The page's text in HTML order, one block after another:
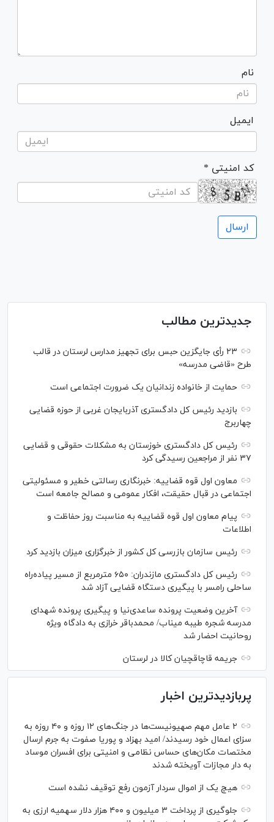
نام
ایمیل
* کد امنیتی
جدیدترین مطالب
۲۳ رأی جایگزین حبس برای تجهیز مدارس لرستان در قالب
طرح «قاضی مدرسه»
حمایت از خانواده زندانیان یک ضرورت اجتماعی است
بازدید رئیس کل دادگستری آذربایجان غربی از حوزه قضایی
چهاربرج
رئیس کل دادگستری خوزستان به مشکلات حقوقی و قضایی
۳۷ نفر از مراجعین رسیدگی کرد
معاون اول قوه قضاییه: خبرنگاری رسالتی خطیر و مسئولیتی
اجتماعی در قبال حقیقت، افکار عمومی و مصالح جامعه است
پیام معاون اول قوه قضاییه به مناسبت روز حفاظت و
اطلاعات
رئیس سازمان بازرسی کل کشور از خبرگزاری میزان بازدید کرد
رئیس کل دادگستری مازندران: ۶۵۰ مترمربع از مسیر پیاده‌راه
ساحلی رامسر با پیگیری دستگاه قضایی آزاد شد
آخرین وضعیت پرونده ساعدی‌نیا و پیگیری پرونده شهدای
مدرسه شجره طیبه میناب/ محمدباقر خرازی به دادگاه ویژه
روحانیت احضار شد
جریمه قاچاقچیان کالا در لرستان
پربازدیدترین اخبار
۲ عامل مهم صهیونیست‌ها در جنگ‌های ۱۲ روزه و ۴۰ روزه به
سزای اعمال خود رسیدند/ امید بهزاد و پوریا صفوت به جرم ارسال
مختصات مکان‌های حساس نظامی و امنیتی برای افسران موساد
به دار مجازات آویخته شدند
هیچ یک از اموال سردار آزمون رفع توقیف نشده است
جلوگیری از پرداخت ۳ میلیون و ۴۰۰ هزار دلار سهمیه ارزی به